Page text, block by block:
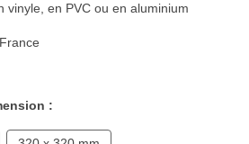
vinyle, en PVC ou en aluminium
: